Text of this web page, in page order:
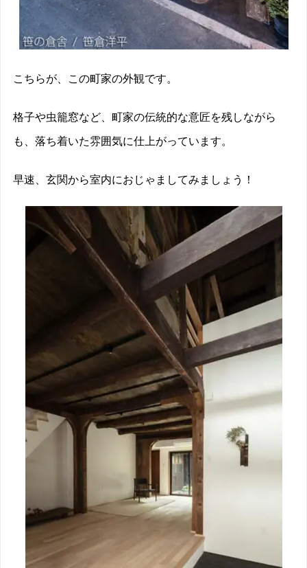
こちらが、この町家の外観です。
格子や虫籠窓など、町家の伝統的な意匠を残しながら
も、落ち着いた雰囲気に仕上がっています。
早速、玄関から室内におじゃましてみましょう！